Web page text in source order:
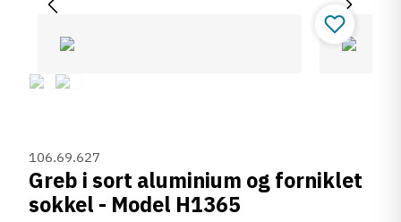
106.69.627
Greb i sort aluminium og forniklet
sokkel - Model H1365